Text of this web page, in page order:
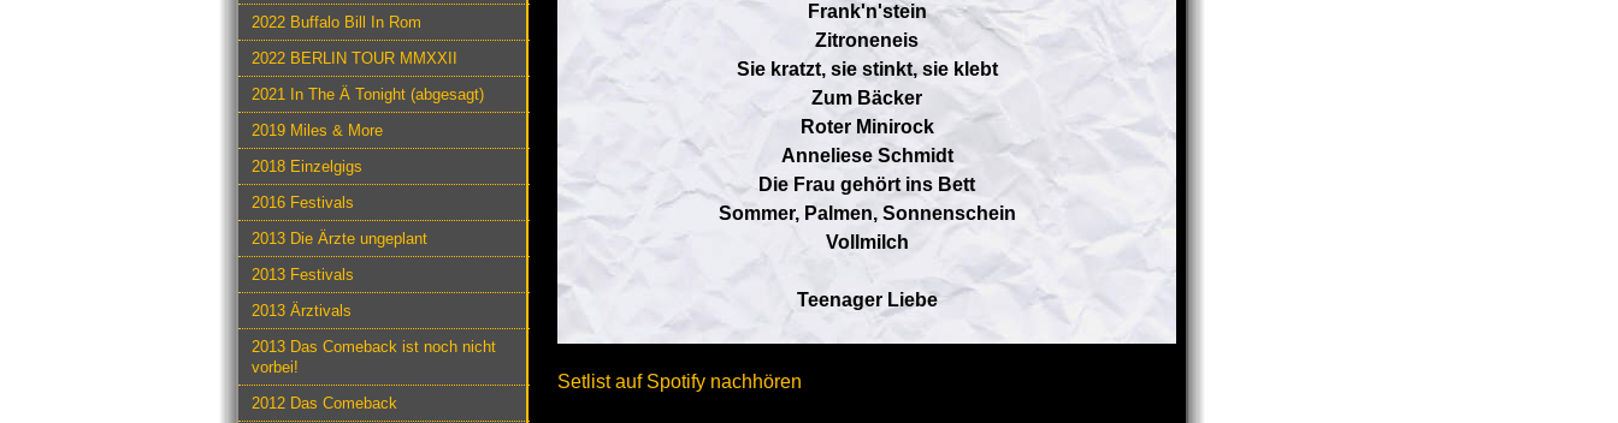
2022 Buffalo Bill In Rom
2022 BERLIN TOUR MMXXII
2021 In The Ä Tonight (abgesagt)
2019 Miles & More
2018 Einzelgigs
2016 Festivals
2013 Die Ärzte ungeplant
2013 Festivals
2013 Ärztivals
2013 Das Comeback ist noch nicht
vorbei!
2012 Das Comeback
Frank'n'stein
Zitroneneis
Sie kratzt, sie stinkt, sie klebt
Zum Bäcker
Roter Minirock
Anneliese Schmidt
Die Frau gehört ins Bett
Sommer, Palmen, Sonnenschein
Vollmilch
Teenager Liebe
Setlist auf Spotify nachhören